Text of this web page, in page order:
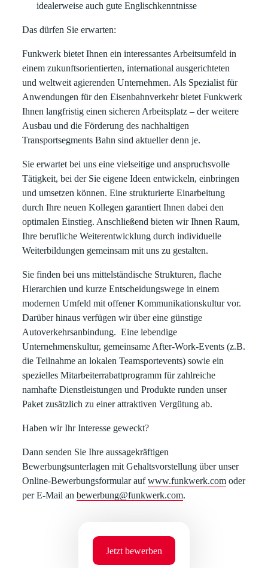
idealerweise auch gute Englischkenntnisse
Das dürfen Sie erwarten:
Funkwerk bietet Ihnen ein interessantes Arbeitsumfeld in
einemzukunftsorientierten, international ausgerichteten
undweltweit agierenden Unternehmen. Als Spezialist für
Anwendungen für den Eisenbahnverkehr bietet Funkwerk
Ihnenlangfristig einen sicheren Arbeitsplatz – der weitere
Ausbau und die Förderung des nachhaltigen
Transportsegments Bahn sind aktueller denn je.
Sie erwartet bei uns eine vielseitige undanspruchsvolle
Tätigkeit, bei der Sie eigene Ideen entwickeln, einbringen
und umsetzen können. Eine strukturierte Einarbeitung
durch Ihre neuen Kollegen garantiert Ihnen dabei den
optimalen Einstieg. Anschließend bieten wir Ihnen Raum,
Ihre berufliche Weiterentwicklung durch individuelle
Weiterbildungen gemeinsam mit uns zu gestalten.
Sie finden bei unsmittelständische Strukturen,flache
Hierarchien undkurze Entscheidungswege in einem
modernen Umfeld mit offener Kommunikationskultur vor.
Darüber hinaus verfügen wir über eine günstige
Autoverkehrsanbindung. Eine lebendige
Unternehmenskultur, gemeinsame After-Work-Events (z.B.
die Teilnahme an lokalen Teamsportevents) sowie ein
speziellesMitarbeiterrabattprogramm für zahlreiche
namhafte Dienstleistungen und Produkte runden unser
Paket zusätzlich zu einer attraktiven Vergütung ab.
Haben wir Ihr Interesse geweckt?
Dann senden Sie Ihre aussagekräftigen
Bewerbungsunterlagen mit Gehaltsvorstellung über unser
Online-Bewerbungsformular aufwww.funkwerk.com oder
per E-Mail anbewerbung@funkwerk.com.
Jetzt bewerben